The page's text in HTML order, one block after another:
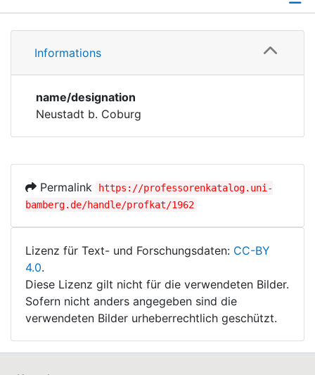
Corporations
Historic matricle
Informations
Informations
name/designation
Neustadt b. Coburg
Permalink
https://professorenkatalog.uni-
bamberg.de/handle/profkat/1962
Lizenz für Text- und Forschungsdaten: CC-BY
4.0.
Diese Lizenz gilt nicht für die verwendeten Bilder.
Sofern nicht anders angegeben sind die
verwendeten Bilder urheberrechtlich geschützt.